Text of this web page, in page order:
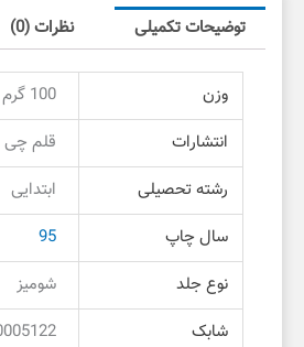
توضیحات تکمیلی نظرات (0)
وزن
100 گرم
انتشارات
قلم چی
رشته تحصیلی
ابتدایی
سال چاپ
95
نوع جلد
شومیز
شابک